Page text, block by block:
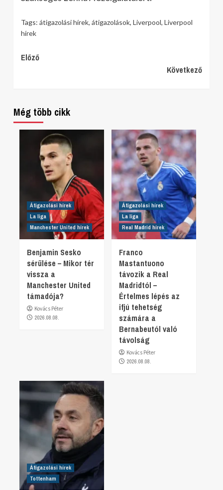
Tags: átigazolási hírek, átigazolások, Liverpool, Liverpool
hírek
Continue
Előző
Következő
Még több cikk
Átigazolási hírek
La liga
Manchester United hírek
Benjamin Sesko
sérülése – Mikor tér
vissza a
Manchester United
támadója?
Kovács Péter
2026.08.08.
Átigazolási hírek
La liga
Real Madrid hírek
Franco
Mastantuono
távozik a Real
Madridtól –
Értelmes lépés az
ifjú tehetség
számára a
Bernabeutól való
távolság
Kovács Péter
2026.08.08.
Átigazolási hírek
Tottenham